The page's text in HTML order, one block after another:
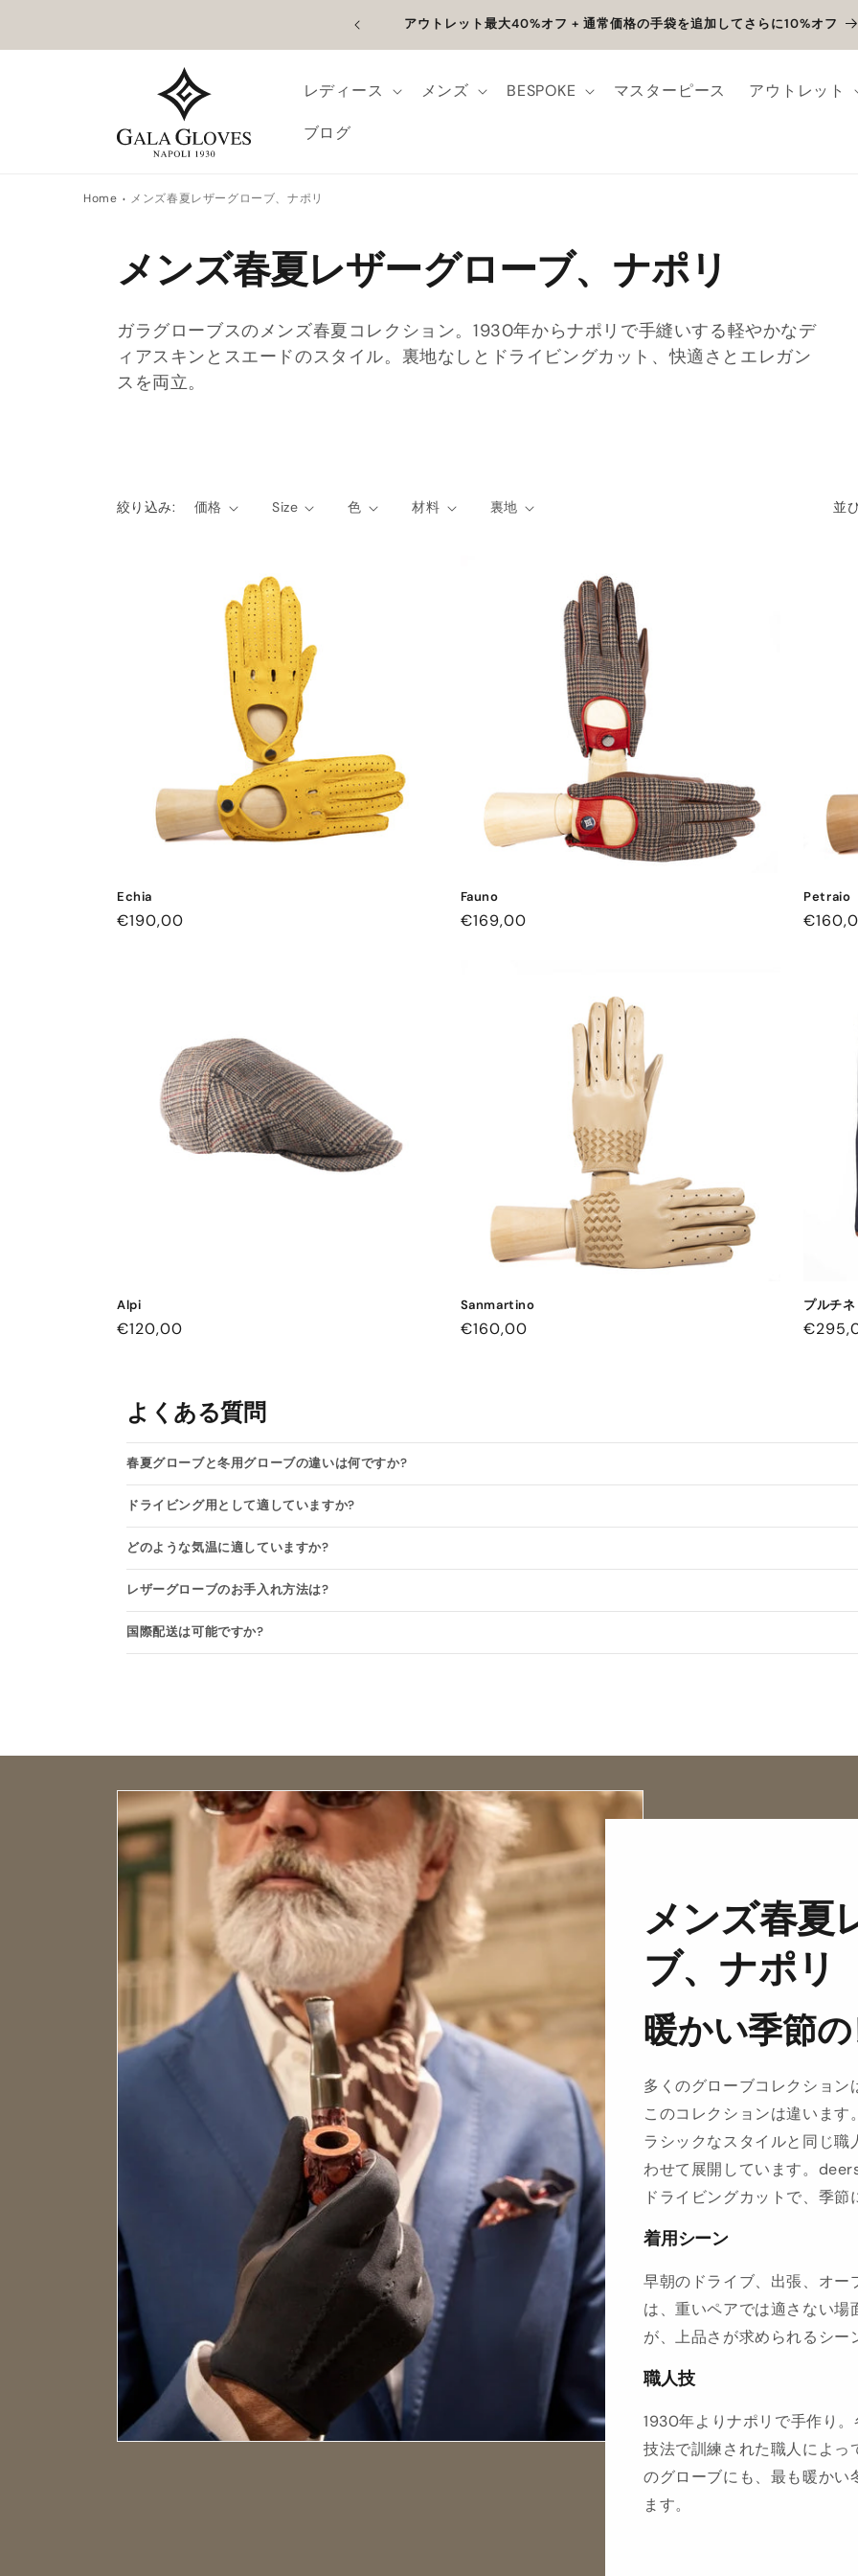
アウトレット最大40%オフ + 通常価格の手袋を追加してさらに10%オフ
レディース メンズ BESPOKE マスターピース アウトレット
ブログ
Home メンズ春夏レザーグローブ、ナポリ
コ
レ
ク
ン
メンズ春夏レザーグローブ、ナポリ
ガラグローブスのメンズ春夏コレクション。1930年からナポリで手縫いする軽やかなデ
ィアスキンとスエードのスタイル。裏地なしとドライビングカット、快適さとエレガン
スを両立。
絞り込み: 価格 Size 色 材料 裏地 並
Echia
通
€190,00
Fauno
通
€169,00
Petraio
通
Alpi
通
€120,00
Sanmartino
通
€160,00
プルチ
通
よくある質問
春夏グローブと冬用グローブの違いは何ですか?
ドライビング用として適していますか?
どのような気温に適していますか?
レザーグローブのお手入れ方法は?
国際配送は可能ですか?
メンズ春夏
ブ、ナポリ
暖かい季節
多くのグローブコレクショ
このコレクションは違いま
ラシックなスタイルと同じ
わせて展開しています。
ドライビングカットで、季
着用シーン
早朝のドライブ、出張、オ
は、重いペアでは適さない
が、上品さが求められるシー
職人技
1930年よりナポリで手作り
技法で訓練された職人によ
のグローブにも、最も暖か
ます。